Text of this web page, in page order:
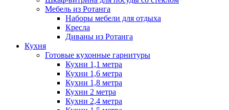
Мебель из Ротанга
Наборы мебели для отдыха
Кресла
Диваны из Ротанга
Кухня
Готовые кухонные гарнитуры
Кухни 1,1 метра
Кухни 1,6 метра
Кухни 1,8 метра
Кухни 2 метра
Кухни 2,4 метра